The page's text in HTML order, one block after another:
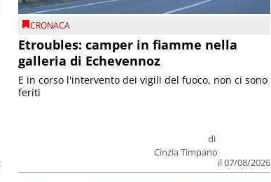
CRONACA
Etroubles: camper in fiamme nella
galleria di Echevennoz
di
Cinzia Timpano
il 07/08/2026
E in corso l'intervento dei vigili del fuoco, non ci sono
feriti